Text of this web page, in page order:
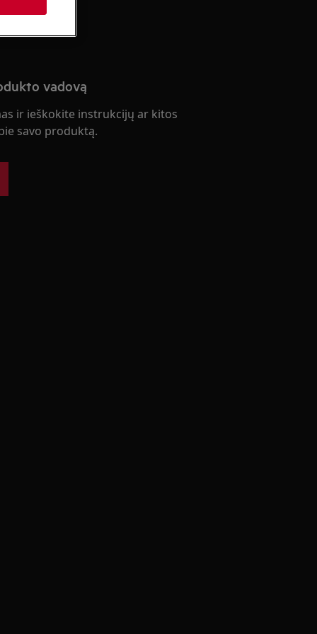
vadovą
ir ieškokite instrukcijų ar kitos
savo produktą.